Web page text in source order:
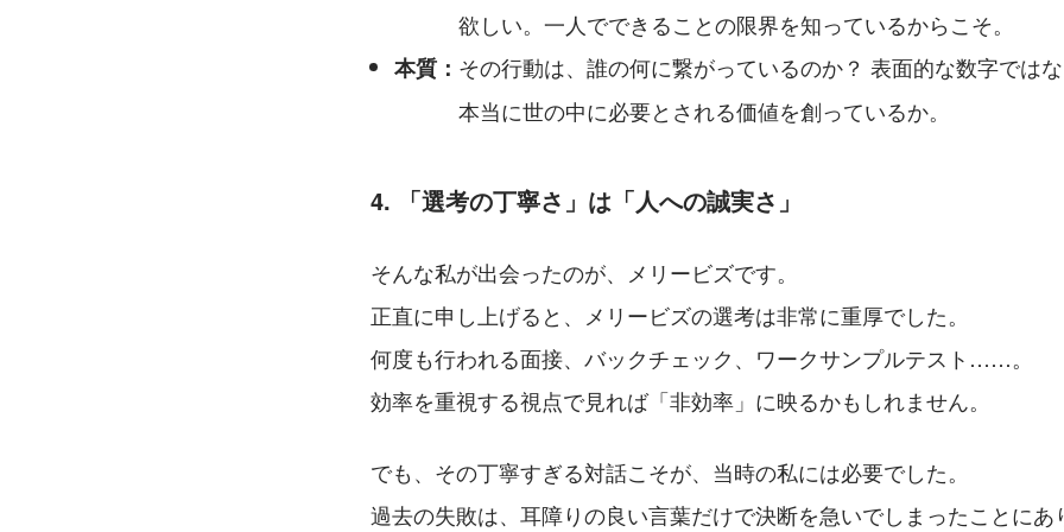
欲しい。一人でできることの限界を知っているからこそ。
本質： その行動は、誰の何に繋がっているのか？ 表面的な数字ではな
本当に世の中に必要とされる価値を創っているか。
4. 「選考の丁寧さ」は「人への誠実さ」
そんな私が出会ったのが、メリービズです。
正直に申し上げると、メリービズの選考は非常に重厚でした。
何度も行われる面接、バックチェック、ワークサンプルテスト……。
効率を重視する視点で見れば「非効率」に映るかもしれません。
でも、その丁寧すぎる対話こそが、当時の私には必要でした。
過去の失敗は、耳障りの良い言葉だけで決断を急いでしまったことにあ